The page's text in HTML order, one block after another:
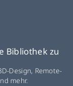
Bibliothek zu
Design, Remote-
mehr.